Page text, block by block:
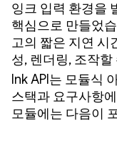
잉크 입력 환경을
핵심으로 만들었
고의 짧은 지연 시
성, 렌더링, 조작할
Ink API는 모듈식
스택과 요구사항
모듈에는 다음이